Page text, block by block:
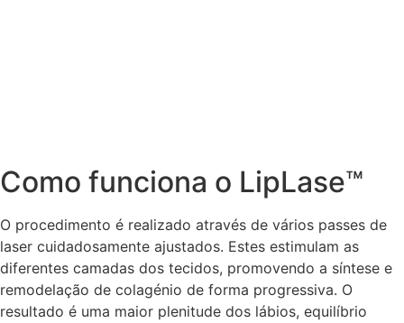
Como funciona o LipLase™
O procedimento é realizado através de vários passes de
laser cuidadosamente ajustados. Estes estimulam as
diferentes camadas dos tecidos, promovendo a síntese e
remodelação de colagénio de forma progressiva. O
resultado é uma maior plenitude dos lábios, equilíbrio